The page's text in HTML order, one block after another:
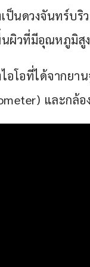
ป็นดวงจันทร์บ
ผิวที่มีอุณหภูมิสูง
อโอที่ได้จากย
และกล้